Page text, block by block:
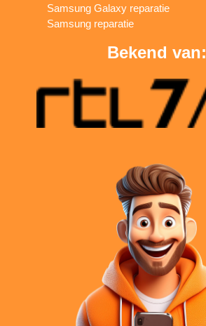
Samsung Galaxy reparatie
Samsung reparatie
Bekend van: